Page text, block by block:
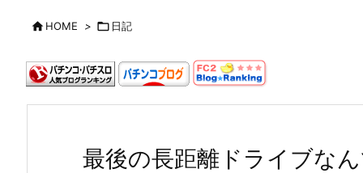
HOME >  日記
最後の長距離ドライブな